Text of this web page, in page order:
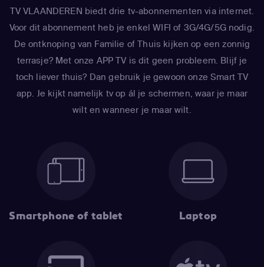
TV VLAANDEREN biedt drie tv-abonnementen via internet.
Voor dit abonnement heb je enkel WIFI of 3G/4G/5G nodig.
De ontknoping van Familie of Thuis kijken op een zonnig
terrasje? Met onze APP TV is dit geen probleem. Blijf je
toch liever thuis? Dan gebruik je gewoon onze Smart TV
app. Je kijkt namelijk tv op ál je schermen, waar je maar
wilt en wanneer je maar wilt.
Smartphone of tablet Laptop